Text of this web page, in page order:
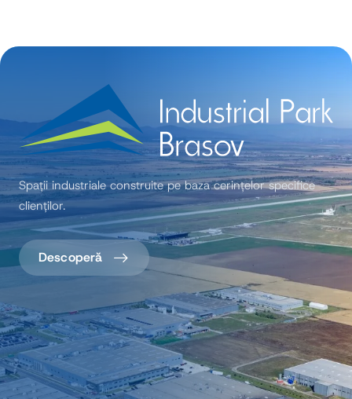
Spații industriale construite pe baza cerințelor specifice
clienților.
Descoperă